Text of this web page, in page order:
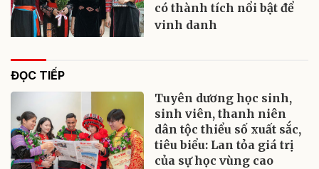
có thành tích nổi bật để
vinh danh
ĐỌC TIẾP
Tuyên dương học sinh,
sinh viên, thanh niên
dân tộc thiểu số xuất sắc,
tiêu biểu: Lan tỏa giá trị
của sự học vùng cao